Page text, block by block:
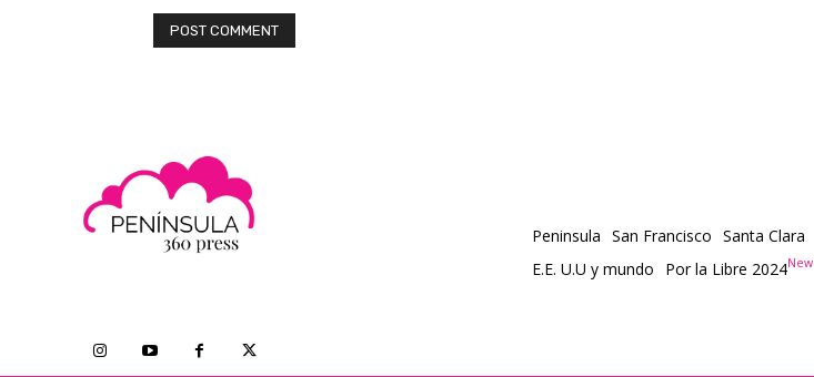
Peninsula San Francisco Santa Clara
E.E. U.U y mundo
Por la Libre 2024New